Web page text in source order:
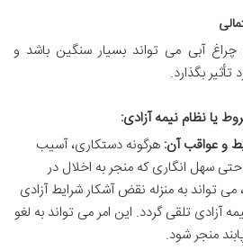
آبی می تواند بسیار سنگین باشد و
بگذارد.
یا نظام نیمه آزادی:
و عواقب آن: هرگونه دستکاری، آسیب
سهل انگاری که منجر به اخلال در
می تواند به منزله نقض آشکار شرایط آزادی
آزادی تلقی گردد. این امر می تواند به لغو
منجر شود.